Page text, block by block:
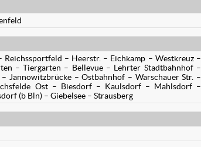
Reichssportfeld – Heerstr. – Eichkamp – Westkreuz –
– Tiergarten – Bellevue – Lehrter Stadtbahnhof –
Jannowitzbrücke – Ostbahnhof – Warschauer Str. –
Ost – Biesdorf – Kaulsdorf – Mahlsdorf –
(b Bln) – Giebelsee – Strausberg